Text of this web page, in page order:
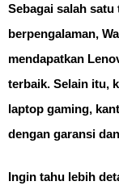
Sebagai salah
berpengalaman,
mendapatkan
terbaik. Selain itu,
laptop gaming,
dengan garansi
Ingin tahu lebih